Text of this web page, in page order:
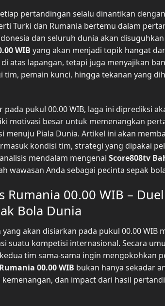
pertandingan selalu dinantikan
Turki dan Rumania bertemu dalam
dan seluruh dunia akan
WIB yang akan menjadi topik hangat
atas lapangan, tetapi juga menyajikan
pemain kunci, hingga tekanan yang
pukul 00.00 WIB, laga ini diprediksi
motivasi besar untuk memenangkan
Piala Dunia. Artikel ini akan
kondisi tim, strategi yang dipakai
mendalam mengenai Score808tv
wawasan Anda sebagai pecinta sepak
Rumania 00.00 WIB –
Bola Dunia
akan disiarkan pada pukul 00.00 WIB
suatu kompetisi internasional. Secara
tim sama-sama ingin mengokohkan
00.00 WIB bukan hanya sekadar
dan impact dari hasil